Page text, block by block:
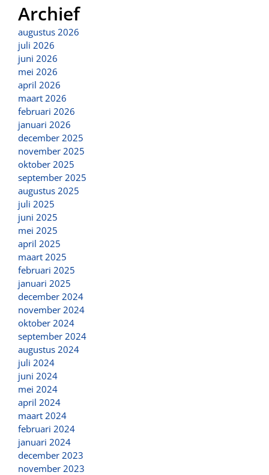
Archief
augustus 2026
juli 2026
juni 2026
mei 2026
april 2026
maart 2026
februari 2026
januari 2026
december 2025
november 2025
oktober 2025
september 2025
augustus 2025
juli 2025
juni 2025
mei 2025
april 2025
maart 2025
februari 2025
januari 2025
december 2024
november 2024
oktober 2024
september 2024
augustus 2024
juli 2024
juni 2024
mei 2024
april 2024
maart 2024
februari 2024
januari 2024
december 2023
november 2023